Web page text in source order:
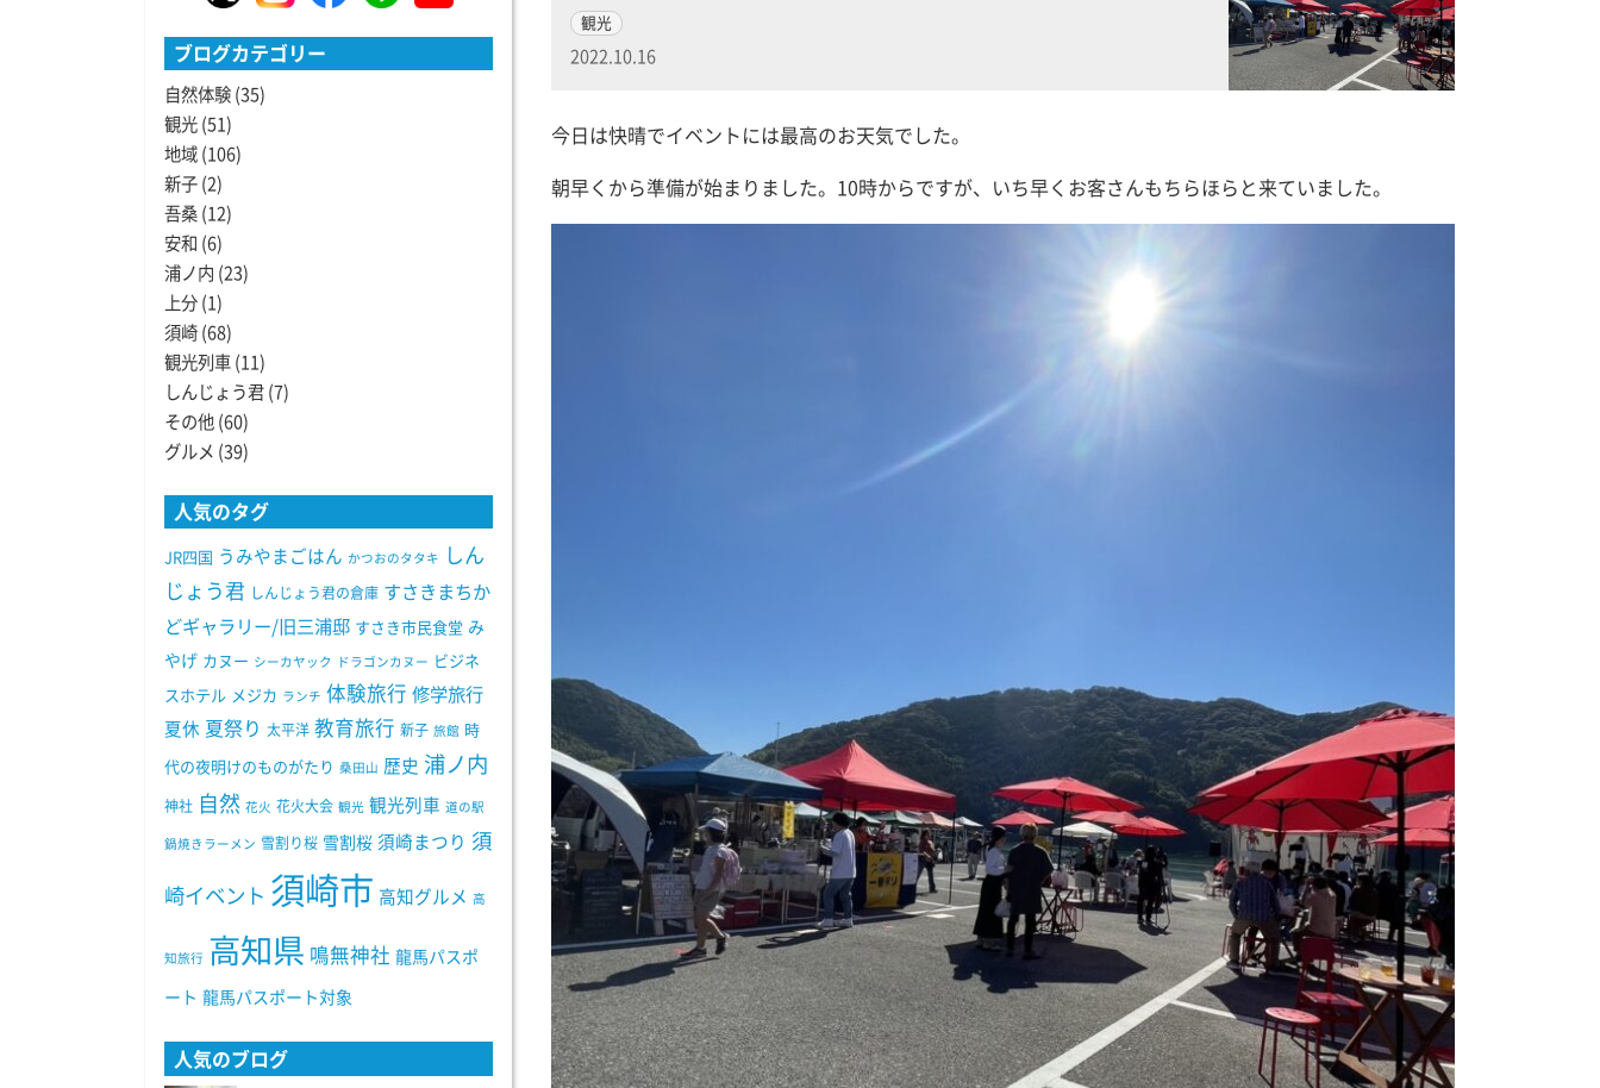
観光
2022.10.16
今日は快晴でイベントには最高のお天気でした。
朝早くから準備が始まりました。10時からですが、いち早くお客さんもちらほらと来ていました。
ブログカテゴリー
自然体験 (35)
観光 (51)
地域 (106)
新子 (2)
吾桑 (12)
安和 (6)
浦ノ内 (23)
上分 (1)
須崎 (68)
観光列車 (11)
しんじょう君 (7)
その他 (60)
グルメ (39)
人気のタグ
JR四国 うみやまごはん かつおのタタキ
しん
じょう君
しんじょう君の倉庫 すさきまちか
どギャラリー/旧三浦邸 すさき市民食堂 み
やげ カヌー シーカヤック ドラゴンカヌー ビジネ
スホテル メジカ ランチ 体験旅行 修学旅行
夏休 夏祭り 太平洋 教育旅行 新子 旅館 時
代の夜明けのものがたり 桑田山 歴史 浦ノ内
神社 自然 花火 花火大会 観光 観光列車 道の駅
鍋焼きラーメン 雪割り桜 雪割桜 須崎まつり 須
崎イベント 須崎市 高知グルメ 高
知旅行 高知県 鳴無神社 龍馬パスポ
ート 龍馬パスポート対象
人気のブログ